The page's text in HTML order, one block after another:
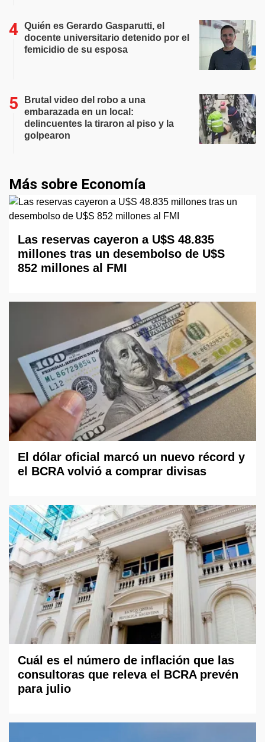
Quién es Gerardo Gasparutti, el
docente universitario detenido por el
femicidio de su esposa
Brutal video del robo a una
embarazada en un local:
delincuentes la tiraron al piso y la
golpearon
Más sobre Economía
Las reservas cayeron a U$S 48.835
millones tras un desembolso de U$S
852 millones al FMI
El dólar oficial marcó un nuevo récord y
el BCRA volvió a comprar divisas
Cuál es el número de inflación que las
consultoras que releva el BCRA prevén
para julio